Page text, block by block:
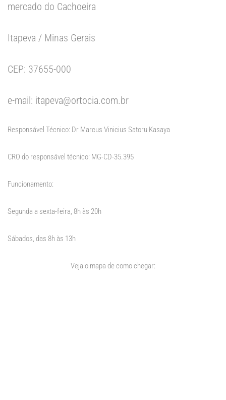
mercado do Cachoeira
Itapeva / Minas Gerais
CEP: 37655-000
e-mail: itapeva@ortocia.com.br
Responsável Técnico: Dr Marcus Vinicius Satoru Kasaya
CRO do responsável técnico: MG-CD-35.395
Funcionamento:
Segunda a sexta-feira, 8h às 20h
Sábados, das 8h às 13h
Veja o mapa de como chegar: